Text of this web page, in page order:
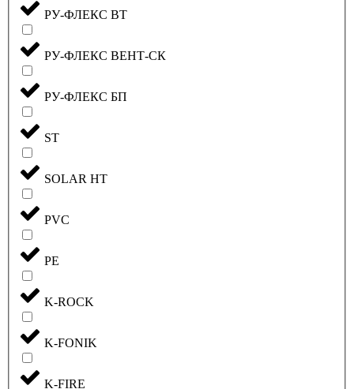
РУ-ФЛЕКС ВТ
РУ-ФЛЕКС ВЕНТ-СК
РУ-ФЛЕКС БП
ST
SOLAR HT
PVC
PE
K-ROCK
K-FONIK
K-FIRE